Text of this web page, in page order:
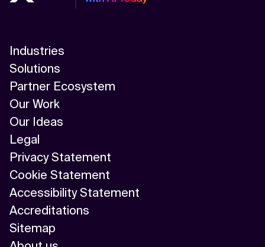
Industries
Solutions
Partner Ecosystem
Our Work
Our Ideas
Legal
Privacy Statement
Cookie Statement
Accessibility Statement
Accreditations
Sitemap